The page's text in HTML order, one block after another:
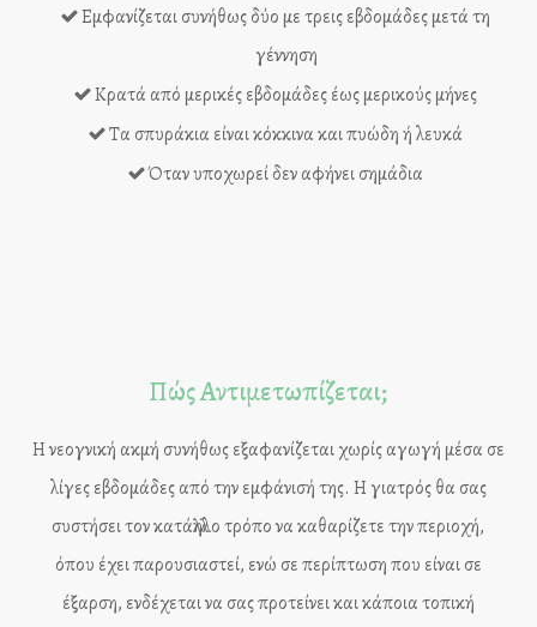
Εμφανίζεται συνήθως δύο με τρεις εβδομάδες μετά τη
γέννηση
Κρατά από μερικές εβδομάδες έως μερικούς μήνες
Τα σπυράκια είναι κόκκινα και πυώδη ή λευκά
Όταν υποχωρεί δεν αφήνει σημάδια
Πώς Αντιμετωπίζεται;
Η νεογνική ακμή συνήθως εξαφανίζεται χωρίς αγωγή μέσα σε
λίγες εβδομάδες από την εμφάνισή της. Η γιατρός θα σας
συστήσει τον κατάλληλο τρόπο να καθαρίζετε την περιοχή,
όπου έχει παρουσιαστεί, ενώ σε περίπτωση που είναι σε
έξαρση, ενδέχεται να σας προτείνει και κάποια τοπική